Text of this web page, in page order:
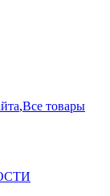
,Все товары